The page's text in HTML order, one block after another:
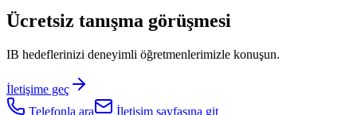
Ücretsiz tanışma görüşmesi
IB hedeflerinizi deneyimli öğretmenlerimizle konuşun.
İletişime geç
Telefonla ara
İletişim sayfasına git